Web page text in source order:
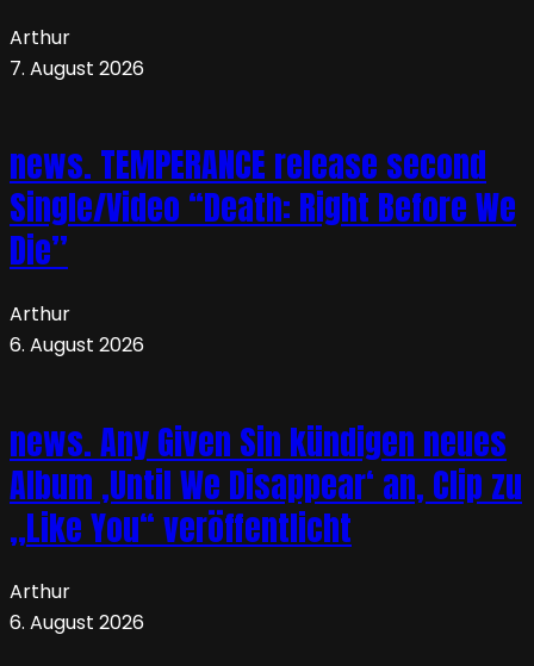
Arthur
7. August 2026
news. TEMPERANCE release second
Single/Video “Death: Right Before We
Die”
Arthur
6. August 2026
news. Any Given Sin kündigen neues
Album ‚Until We Disappear‘ an, Clip zu
„Like You“ veröffentlicht
Arthur
6. August 2026